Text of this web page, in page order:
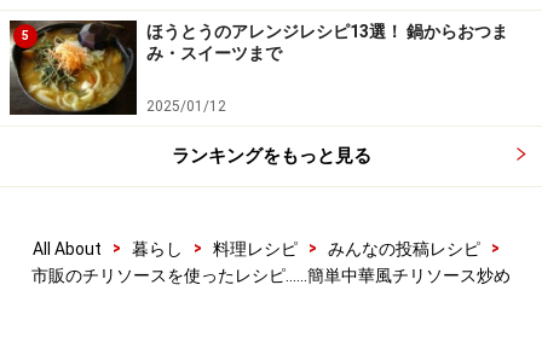
5
ほうとうのアレンジレシピ13選！ 鍋からおつま
み・スイーツまで
2025/01/12
ランキングをもっと見る
All About > 暮らし > 料理レシピ > みんなの投稿レシピ
>
市販のチリソースを使ったレシピ……簡単中華風チリソース炒め